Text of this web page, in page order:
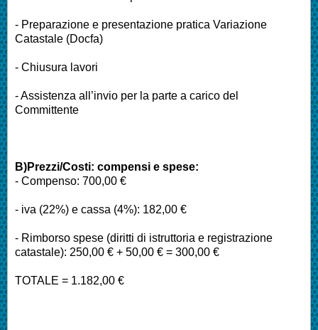
- Preparazione e presentazione pratica Variazione
Catastale (Docfa)
- Chiusura lavori
- Assistenza all’invio per la parte a carico del
Committente
B)Prezzi/Costi: compensi e spese:
- Compenso: 700,00 €
- iva (22%) e cassa (4%): 182,00 €
- Rimborso spese (diritti di istruttoria e registrazione
catastale): 250,00 € + 50,00 € = 300,00 €
TOTALE = 1.182,00 €